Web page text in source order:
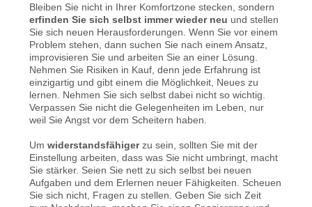
Bleiben Sie nicht in Ihrer Komfortzone stecken, sondern
erfinden Sie sich selbst immer wieder neu und stellen
Sie sich neuen Herausforderungen. Wenn Sie vor einem
Problem stehen, dann suchen Sie nach einem Ansatz,
improvisieren Sie und arbeiten Sie an einer Lösung.
Nehmen Sie Risiken in Kauf, denn jede Erfahrung ist
einzigartig und gibt einem die Möglichkeit, Neues zu
lernen. Nehmen Sie sich selbst dabei nicht so wichtig.
Verpassen Sie nicht die Gelegenheiten im Leben, nur
weil Sie Angst vor dem Scheitern haben.
Umwiderstandsfähigerzu sein, sollten Sie mit der
Einstellung arbeiten, dass was Sie nicht umbringt, macht
Sie stärker. Seien Sie nett zu sich selbst bei neuen
Aufgaben und dem Erlernen neuer Fähigkeiten. Scheuen
Sie sich nicht, Fragen zu stellen. Geben Sie sich Zeit